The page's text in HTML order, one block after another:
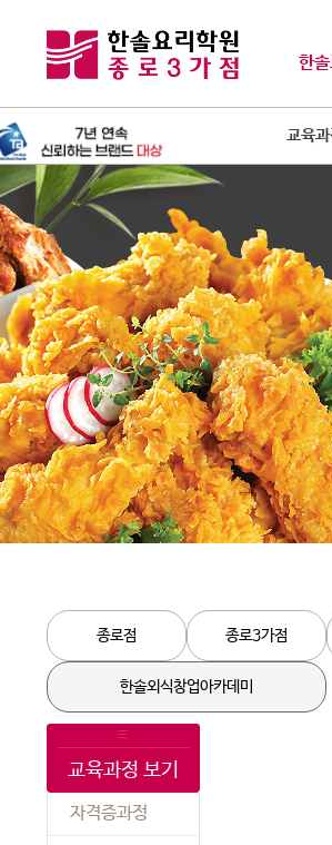
한
교육
종로점 종로3가점
한솔외식창업아카데미
교육과정 보기
자격증과정